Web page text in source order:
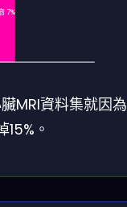
7%
MRI資料集就因
。